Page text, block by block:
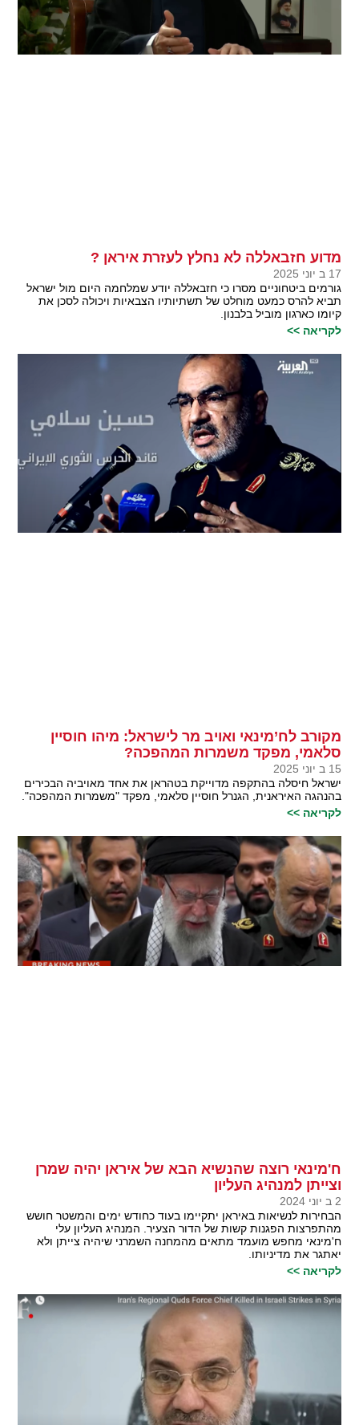
מדוע חזבאללה לא נחלץ לעזרת איראן ?
17 ב יוני 2025
גורמים ביטחוניים מסרו כי חזבאללה יודע שמלחמה היום מול ישראל
תביא להרס כמעט מוחלט של תשתיותיו הצבאיות ויכולה לסכן את
קיומו כארגון מוביל בלבנון.
לקריאה >>
מקורב לח’מינאי ואויב מר לישראל: מיהו חוסיין
סלאמי, מפקד משמרות המהפכה?
15 ב יוני 2025
ישראל חיסלה בהתקפה מדוייקת בטהראן את אחד מאויביה הבכירים
בהנהגה האיראנית, הגנרל חוסיין סלאמי, מפקד "משמרות המהפכה".
לקריאה >>
ח'מינאי רוצה שהנשיא הבא של איראן יהיה שמרן
וצייתן למנהיג העליון
2 ב יוני 2024
הבחירות לנשיאות באיראן יתקיימו בעוד כחודש ימים והמשטר חושש
מהתפרצות הפגנות קשות של הדור הצעיר. המנהיג העליון עלי
ח'מינאי מחפש מועמד מתאים מהמחנה השמרני שיהיה צייתן ולא
יאתגר את מדיניותו.
לקריאה >>